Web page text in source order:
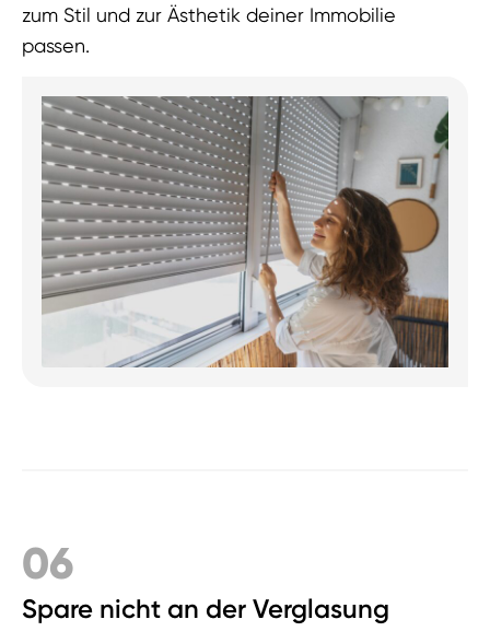
zum Stil und zur Ästhetik deiner Immobilie
passen.
06
Spare nicht an der Verglasung